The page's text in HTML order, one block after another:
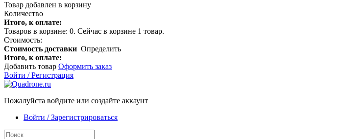
Товар добавлен в корзину
Количество
Итого, к оплате:
Товаров в корзине: 0. Сейчас в корзине 1 товар.
Стоимость:
Стоимость доставки Определить
Итого, к оплате:
Добавить товар Оформить заказ
Войти / Регистрация
Пожалуйста войдите или создайте аккаунт
Войти / Зарегистрироваться